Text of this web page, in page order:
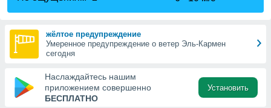
Вы можете
к этому
доступ
жёлтое предупреждение
Умеренное предупреждение о ветер Эль-Кармен
сегодня
Наслаждайтесь нашим
приложением совершенно
БЕСПЛАТНО
Установить